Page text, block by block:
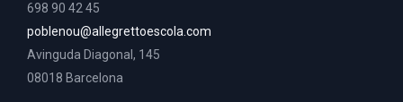
698 90 42 45
poblenou@allegrettoescola.com
Avinguda Diagonal, 145
08018 Barcelona